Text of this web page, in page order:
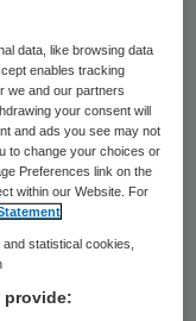
hebben over
worden,
kwijt.
data, like browsing data
enables tracking
we and our partners
your consent will
and ads you see may not
to change your choices or
Preferences link on the
within our Website. For
statistical cookies,
provide: